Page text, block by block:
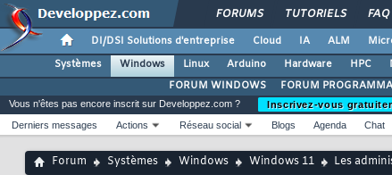
FORUMS TUTORIELS FAQ
DI/DSI Solutions d'entreprise Cloud IA ALM
Systèmes
Windows Linux Arduino Hardware HPC
FORUM WINDOWS
FORUM
Vous n'êtes pas encore inscrit sur Developpez.com ?
Inscrivez-vous
Derniers messages
Actions Réseau social Blogs Agenda Chat
Forum Systèmes Windows Windows 11 Les